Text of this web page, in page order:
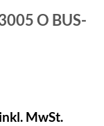
O BUS-
inkl. MwSt.